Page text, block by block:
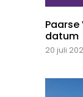
datum
20 juli